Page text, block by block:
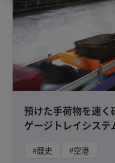
預けた手荷物を速
ゲージトレイシステ
#歴史
#空港